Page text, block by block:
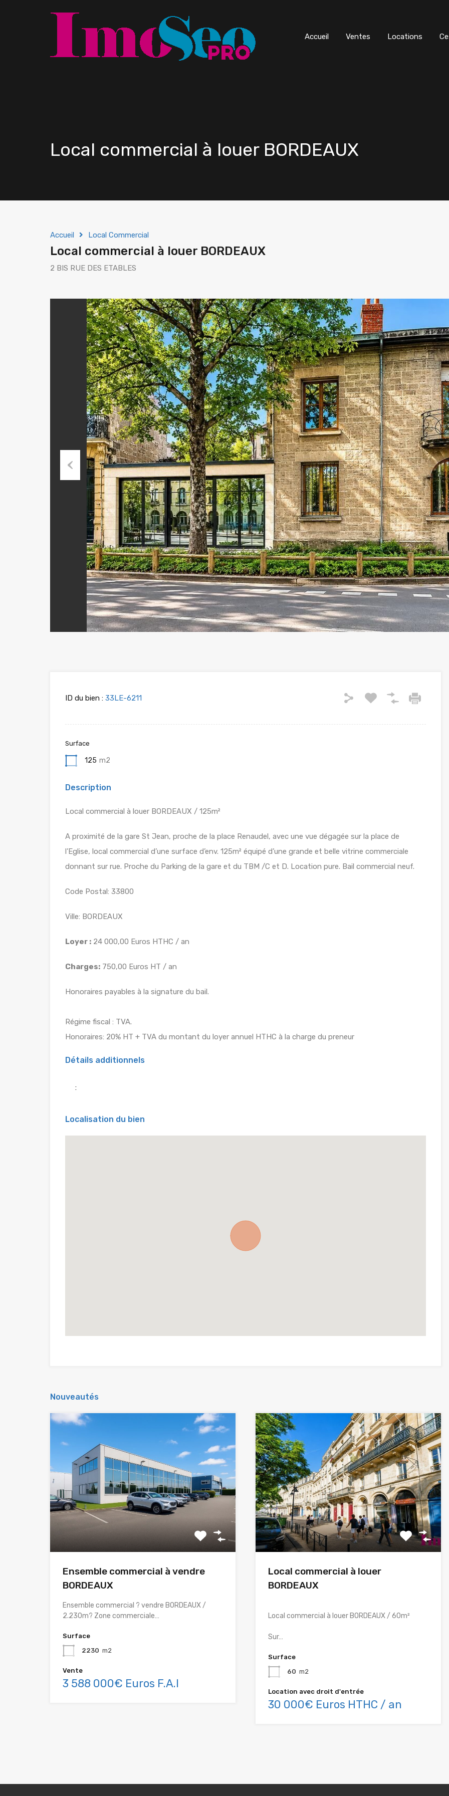
Accueil Ventes Locations
Local commercial à louer BORDEAUX
Accueil Local Commercial
Local commercial à louer BORDEAUX
2 BIS RUE DES ETABLES
Previous
ID du bien : 33LE-6211
Surface
125 m2
Description
Local commercial à louer BORDEAUX / 125m²
A proximité de la gare St Jean, proche de la place Renaudel, avec une vue dégagée sur la place de
l’Eglise, local commercial d’une surface d’env. 125m² équipé d’une grande et belle vitrine commerciale
donnant sur rue. Proche du Parking de la gare et du TBM /C et D. Location pure. Bail commercial neuf.
Code Postal: 33800
Ville: BORDEAUX
Loyer : 24 000,00 Euros HTHC / an
Charges: 750,00 Euros HT / an
Honoraires payables à la signature du bail.
Régime fiscal : TVA.
Honoraires: 20% HT + TVA du montant du loyer annuel HTHC à la charge du preneur
Détails additionnels
:
Localisation du bien
Nouveautés
Ensemble commercial à vendre
BORDEAUX
Ensemble commercial ? vendre BORDEAUX /
2.230m? Zone commerciale…
Surface
2230 m2
Vente
3 588 000€ Euros F.A.I
Local commercial à louer
BORDEAUX
Local commercial à louer BORDEAUX / 60m²
Sur…
Surface
60 m2
Location avec droit d'entrée
30 000€ Euros HTHC / an